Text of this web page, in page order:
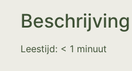
Beschrijving
Leestijd: < 1 minuut